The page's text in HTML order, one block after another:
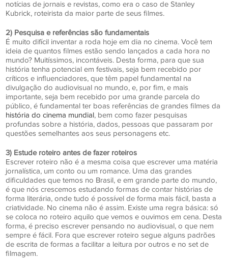
notícias de jornais e revistas, como era o caso de Stanley
Kubrick, roteirista da maior parte de seus filmes.
2) Pesquisa e referências são fundamentais
É muito difícil inventar a roda hoje em dia no cinema. Você tem
ideia de quantos filmes estão sendo lançados a cada hora no
mundo? Muitíssimos, incontáveis. Desta forma, para que sua
história tenha potencial em festivais, seja bem recebido por
críticos e influenciadores, que têm papel fundamental na
divulgação do audiovisual no mundo, e, por fim, e mais
importante, seja bem recebido por uma grande parcela do
público, é fundamental ter boas referências de grandes filmes da
história do cinema mundial , bem como fazer pesquisas
profundas sobre a história, dados, pessoas que passaram por
questões semelhantes aos seus personagens etc.
3) Estude roteiro antes de fazer roteiros
Escrever roteiro não é a mesma coisa que escrever uma matéria
jornalística, um conto ou um romance. Uma das grandes
dificuldades que temos no Brasil, e em grande parte do mundo,
é que nós crescemos estudando formas de contar histórias de
forma literária, onde tudo é possível de forma mais fácil, basta a
criatividade. No cinema não é assim. Existe uma regra básica: só
se coloca no roteiro aquilo que vemos e ouvimos em cena. Desta
forma, é preciso escrever pensando no audiovisual, o que nem
sempre é fácil. Fora que escrever roteiro segue alguns padrões
de escrita de formas a facilitar a leitura por outros e no set de
filmagem.